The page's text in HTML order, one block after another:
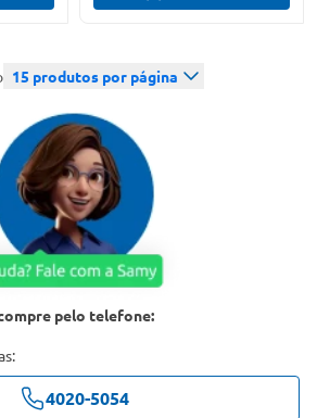
15 produtos por página
pelo telefone:
4020-5054